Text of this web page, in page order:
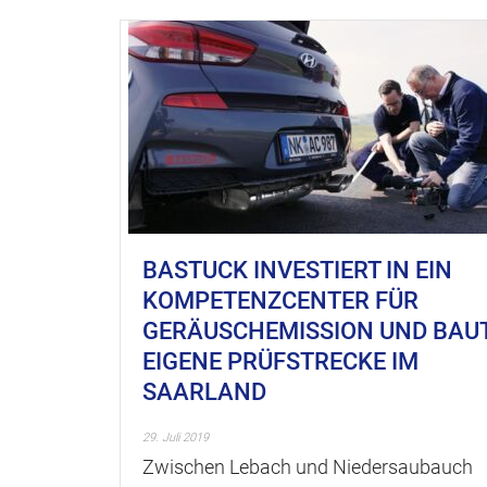
BASTUCK INVESTIERT IN EIN
KOMPETENZCENTER FÜR
GERÄUSCHEMISSION UND
EIGENE PRÜFSTRECKE IM
SAARLAND
29. Juli 2019
Zwischen Lebach und Niedersaubauch